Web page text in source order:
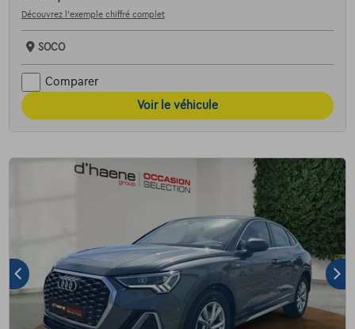
Découvrez l’exemple chiffré complet
SOCO
Comparer
Voir le véhicule